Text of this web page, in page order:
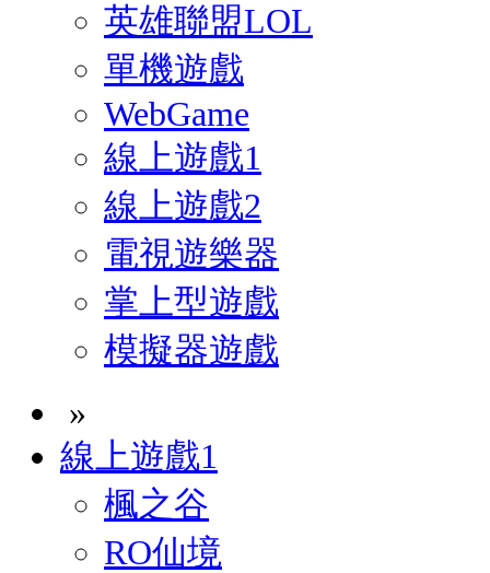
英雄聯盟LOL
單機遊戲
WebGame
線上遊戲1
線上遊戲2
電視遊樂器
掌上型遊戲
模擬器遊戲
»
線上遊戲1
楓之谷
RO仙境